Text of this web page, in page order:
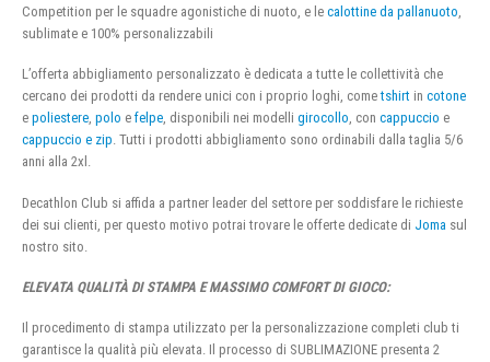
Competition per le squadre agonistiche di nuoto, e le calottine da pallanuoto,
sublimate e 100% personalizzabili
L’offerta abbigliamento personalizzato è dedicata a tutte le collettività che
cercano dei prodotti da rendere unici con i proprio loghi, cometshirt in cotone
e poliestere, polo e felpe, disponibili nei modelli girocollo, con cappuccio e
cappuccio e zip. Tutti i prodotti abbigliamento sono ordinabili dalla taglia 5/6
anni alla 2xl.
Decathlon Club si affida a partner leader del settore per soddisfare le richieste
dei sui clienti, per questo motivo potrai trovare le offerte dedicate di Joma sul
nostro sito.
ELEVATA QUALITÀ DI STAMPA E MASSIMO COMFORT DI GIOCO:
Il procedimento di stampa utilizzato per la personalizzazione completi club ti
garantisce la qualità più elevata. Il processo di SUBLIMAZIONE presenta 2